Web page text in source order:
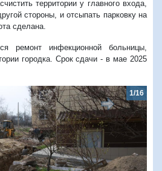
территории у главного входа,
стороны, и отсыпать парковку на
сделана.
ремонт инфекционной больницы,
городка. Срок сдачи - в мае 2025
1/16